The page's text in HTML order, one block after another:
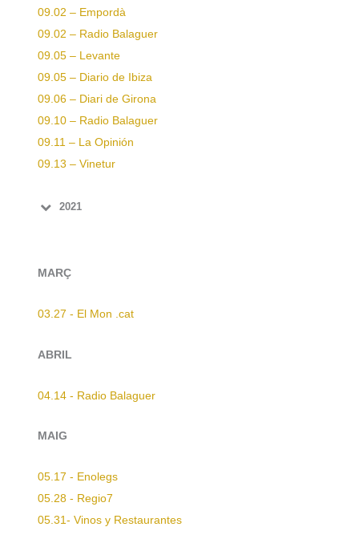
09.02 – Empordà
09.02 – Radio Balaguer
09.05 – Levante
09.05 – Diario de Ibiza
09.06 – Diari de Girona
09.10 – Radio Balaguer
09.11 – La Opinión
09.13 – Vinetur
2021
MARÇ
03.27 - El Mon .cat
ABRIL
04.14 - Radio Balaguer
MAIG
05.17 - Enolegs
05.28 - Regio7
05.31- Vinos y Restaurantes